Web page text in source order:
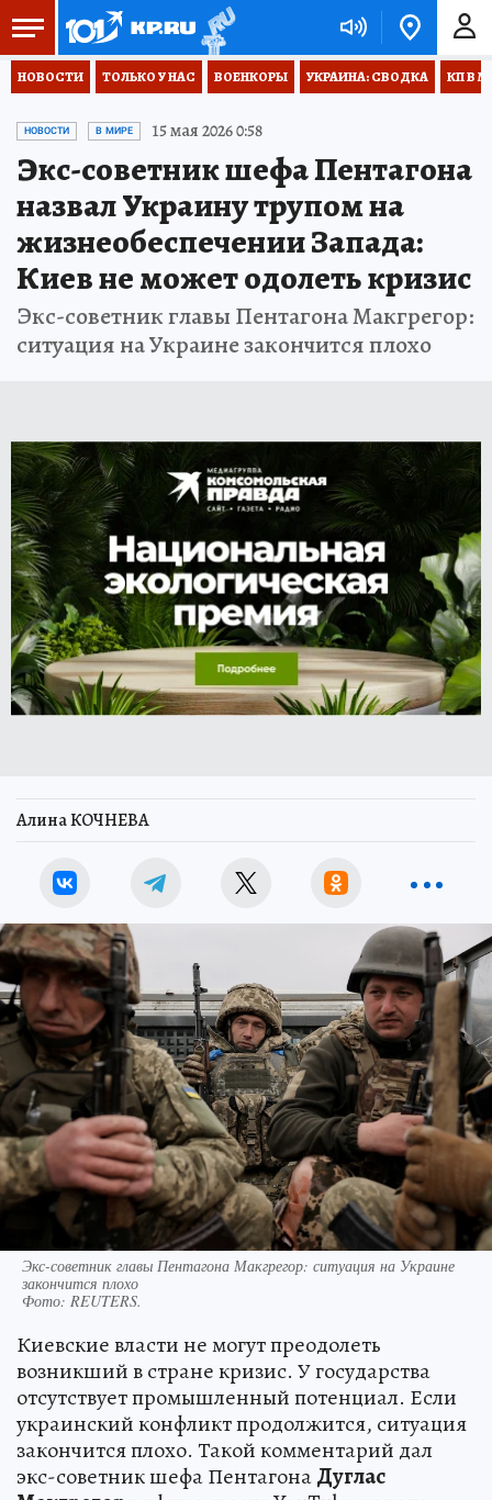
НОВОСТИ ТОЛЬКО У НАС ВОЕНКОРЫ УКРАИНА: СВОДКА КП В
НОВОСТИ В МИРЕ 15 мая 2026 0:58
Экс-советник шефа Пентагона
назвал Украину трупом на
жизнеобеспечении Запада:
Киев не может одолеть кризис
Экс-советник главы Пентагона Макгрегор:
ситуация на Украине закончится плохо
Алина КОЧНЕВА
Экс-советник главы Пентагона Макгрегор: ситуация на Украине
закончится плохо
Фото: REUTERS.
Киевские власти не могут преодолеть
возникший в стране кризис. У государства
отсутствует промышленный потенциал. Если
украинский конфликт продолжится, ситуация
закончится плохо. Такой комментарий дал
экс-советник шефа ПентагонаДуглас